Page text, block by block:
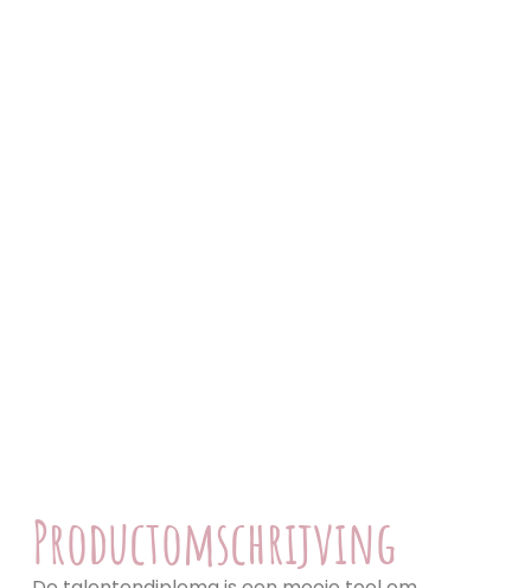
Productomschrijving